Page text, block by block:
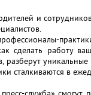
и
сделать работу
разберут
сталкиваются в